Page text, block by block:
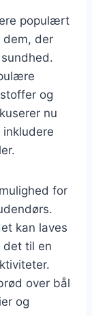
populært
der
og
nu
for
kan laves
det til en
over bål
og